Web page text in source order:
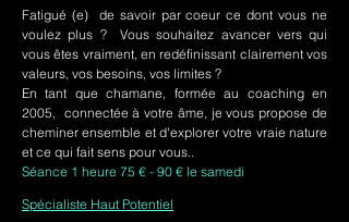
Fatigué (e) de savoir par coeur ce dont vous ne
voulez plus ? Vous souhaitez avancer vers qui
vous êtes vraiment, en redéfinissant clairement vos
valeurs, vos besoins, vos limites ?
En tant que chamane, formée au coaching en
2005, connectée à votre âme, je vous propose de
cheminer ensemble et d'explorer votre vraie nature
et ce qui fait sens pour vous..
Séance 1 heure 75 € - 90 € le samedi
Spécialiste Haut Potentiel